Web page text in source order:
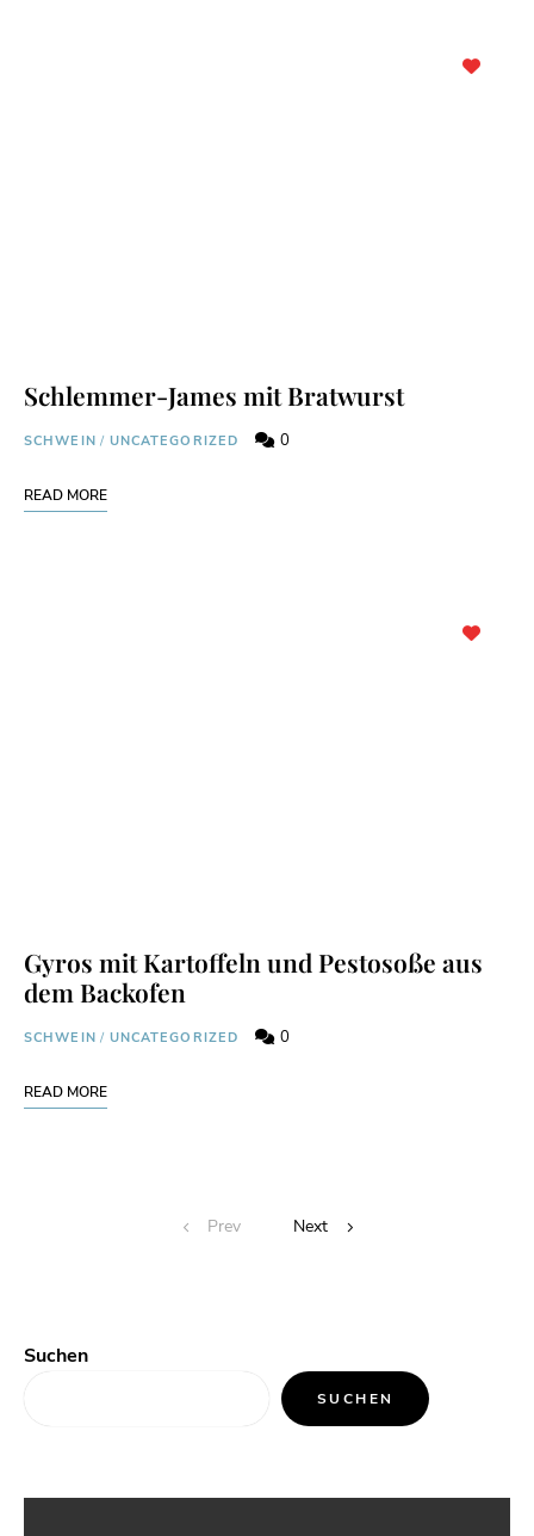
Schlemmer-James mit Bratwurst
SCHWEIN / UNCATEGORIZED 0
READ MORE
Gyros mit Kartoffeln und Pestosoße aus
dem Backofen
SCHWEIN / UNCATEGORIZED 0
READ MORE
Prev Next
Suchen
SUCHEN